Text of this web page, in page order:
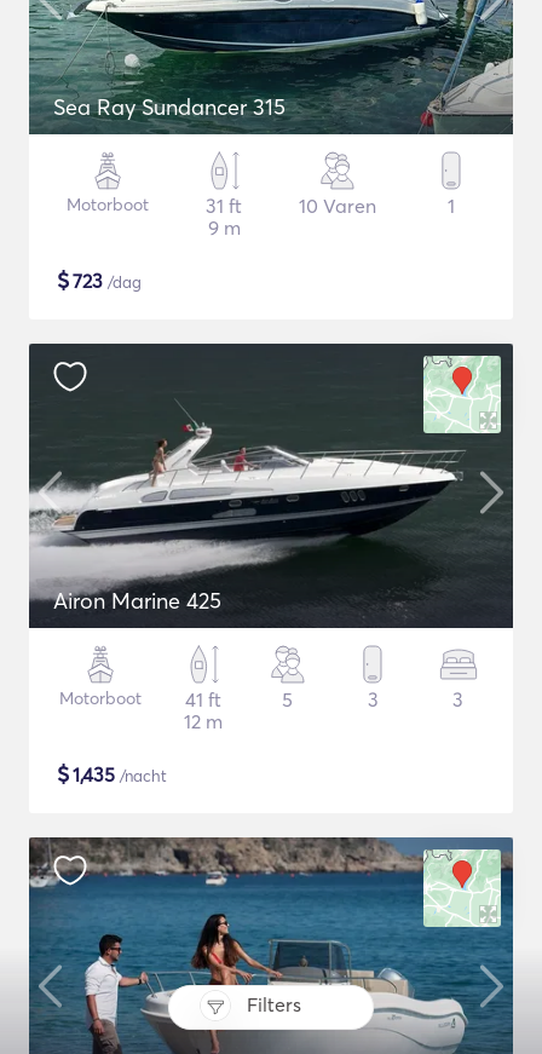
Filters
Sea Ray Sundancer 315
Motorboot
31 ft
9 m
10 Varen 1
$723 /dag
Airon Marine 425
Motorboot
41 ft
12 m
5 3 3
$1,435 /nacht